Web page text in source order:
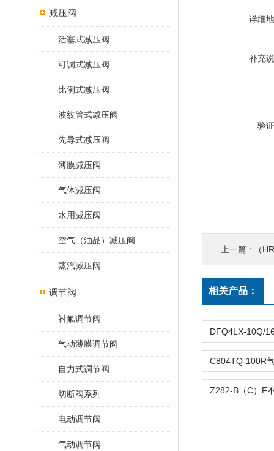
减压阀
活塞式减压阀
可调式减压阀
比例式减压阀
波纹管式减压阀
先导式减压阀
薄膜减压阀
气体减压阀
水用减压阀
空气（油品）减压阀
蒸汽减压阀
调节阀
衬氟调节阀
气动薄膜调节阀
自力式调节阀
切断阀系列
电动调节阀
气动调节阀
详细
补充
验
上一篇 : （
相关产品：